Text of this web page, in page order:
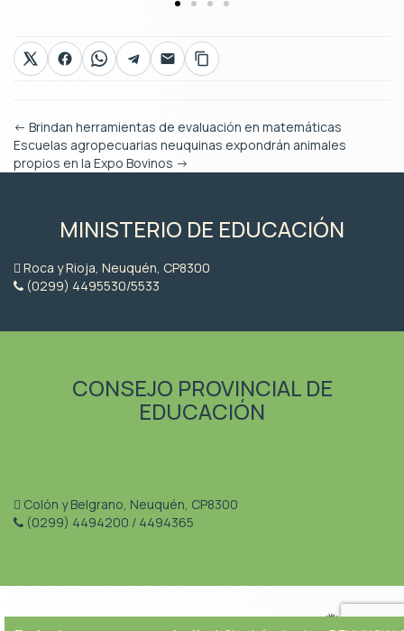
← Brindan herramientas de evaluación en matemáticas
Escuelas agropecuarias neuquinas expondrán animales
propios en la Expo Bovinos →
MINISTERIO DE EDUCACIÓN
Roca y Rioja, Neuquén, CP8300
(0299) 4495530/5533
CONSEJO PROVINCIAL DE
EDUCACIÓN
Colón y Belgrano, Neuquén, CP8300
(0299) 4494200 / 4494365